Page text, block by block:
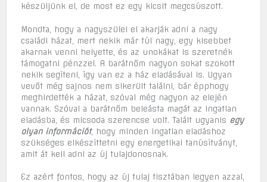
készüljünk el, de most ez egy kicsit megcsúszott.
Mondta, hogy a nagyszülei el akarják adni a nagy
családi házat, mert nekik már túl nagy, egy kisebbet
akarnak venni helyette, és az unokákat is szeretnék
támogatni pénzzel. A barátnőm nagyon sokat szokott
nekik segíteni, így van ez a ház eladásával is. Ugyan
vevőt még sajnos nem sikerült találni, bár épphogy
meghirdették a házat, szóval még nagyon az elején
vannak. Szóval a barátnőm beleásta magát az ingatlan
eladásba, és micsoda szerencse volt. Talált ugyanis egy
olyan információt, hogy minden ingatlan eladáshoz
szükséges elkészíttetni egy energetikai tanúsítványt,
amit át kell adni az új tulajdonosnak.
Ez azért fontos, hogy az új tulaj tisztában legyen azzal,